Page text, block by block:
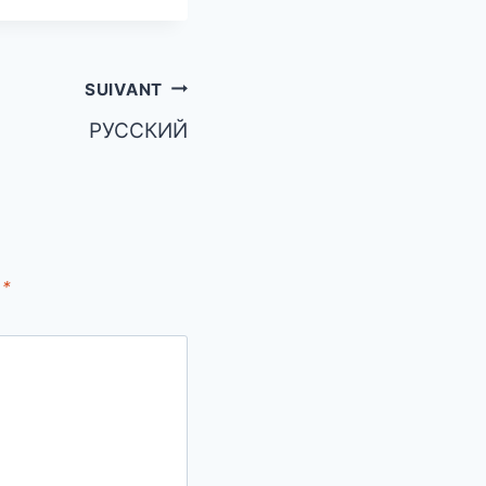
SUIVANT
РУССКИЙ
*